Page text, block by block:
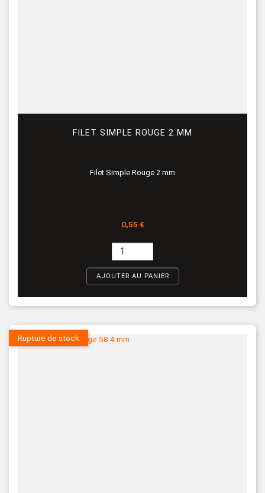
FILET SIMPLE ROUGE 2 MM
Filet Simple Rouge 2 mm
Prix
0,55 €
AJOUTER AU PANIER
Rupture de stock